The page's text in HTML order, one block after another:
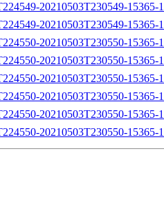
20210503T230549-15365-
20210503T230549-15365-
20210503T230550-
20210503T230550-15365-
20210503T230550-15365-
20210503T230550-15365-
20210503T230550-15365-
20210503T230550-15365-